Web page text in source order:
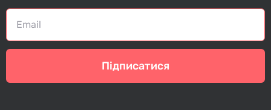
Підписатися